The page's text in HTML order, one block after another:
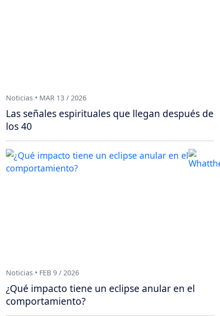
Noticias • MAR 13 / 2026
Las señales espirituales que llegan después de
los 40
Noticias • FEB 9 / 2026
¿Qué impacto tiene un eclipse anular en el
comportamiento?